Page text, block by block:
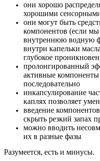
они хорошо
хорошими
они могут быть
компонентов (если
внутреннюю водную
внутри капельки
глубокое
пролонгированный
активные компоненты
последовательно
инкапсулирование
каплях позволяет
введение
скрыть резкий запах
можно вводить
их в разные фазы
Разумеется, есть и минусы.